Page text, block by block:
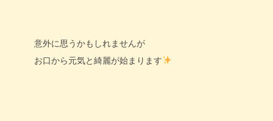
意外に思うかもしれませんが
お口から元気と綺麗が始まります